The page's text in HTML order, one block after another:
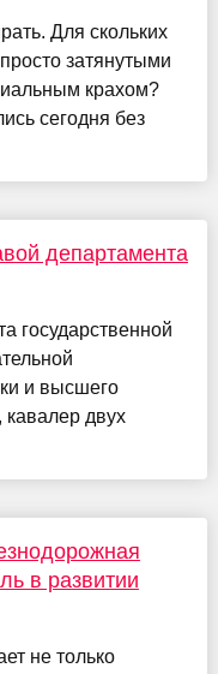
Для скольких
затянутыми
крахом?
сегодня без
департамента
государственной
и высшего
кавалер двух
в развитии
не только